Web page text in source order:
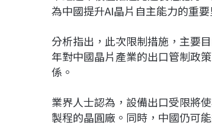
為中國提升AI晶片自主能力的重
分析指出，此次限制措施，主要
年對中國晶片產業的出口管制政
係。
業界人士認為，設備出口受限將
製程的晶圓廠。同時，中國仍可